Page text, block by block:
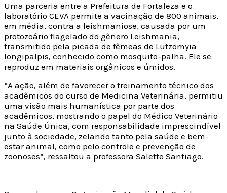
Uma parceria entre a Prefeitura de Fortaleza e o
laboratório CEVA permite a vacinação de 800 animais,
em média, contra a leishmaniose, causada por um
protozoário flagelado do gênero Leishmania,
transmitido pela picada de fêmeas de Lutzomyia
longipalpis, conhecido como mosquito-palha. Ele se
reproduz em materiais orgânicos e úmidos.
“A ação, além de favorecer o treinamento técnico dos
acadêmicos do curso de Medicina Veterinária, permitiu
uma visão mais humanística por parte dos
acadêmicos, mostrando o papel do Médico Veterinário
na Saúde Única, com responsabilidade imprescindível
junto à sociedade, zelando tanto pela saúde e bem-
estar animal, como pelo controle e prevenção de
zoonoses”, ressaltou a professora Salette Santiago.